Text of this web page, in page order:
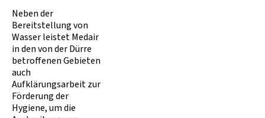
Neben der
Bereitstellung von
Wasser leistet Medair
in den von der Dürre
betroffenen Gebieten
auch
Aufklärungsarbeit zur
Förderung der
Hygiene, um die